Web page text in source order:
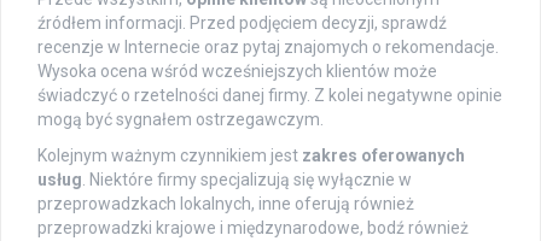
źródłem informacji. Przed podjęciem decyzji, sprawdź
recenzje w Internecie oraz pytaj znajomych o rekomendacje.
Wysoka ocena wśród wcześniejszych klientów może
świadczyć o rzetelności danej firmy. Z kolei negatywne opinie
mogą być sygnałem ostrzegawczym.
Kolejnym ważnym czynnikiem jest zakres oferowanych
usług . Niektóre firmy specjalizują się wyłącznie w
przeprowadzkach lokalnych, inne oferują również
przeprowadzki krajowe i międzynarodowe, bodź również